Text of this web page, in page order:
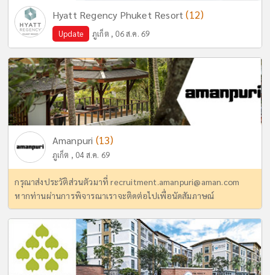
Hyatt Regency Phuket Resort(12)
Update ภูเก็ต , 06 ส.ค. 69
Amanpuri (13)
ภูเก็ต , 04 ส.ค. 69
กรุณาส่งประวัติส่วนตัวมาที่recruitment.amanpuri@aman.com
หากท่านผ่านการพิจารณาเราจะติดต่อไปเพื่อนัดสัมภาษณ์